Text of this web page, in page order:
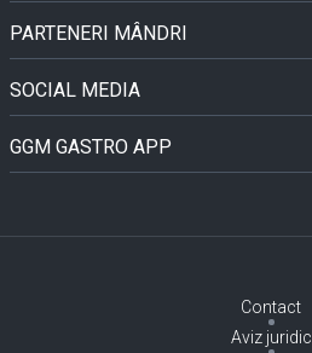
PARTENERI MÂNDRI
SOCIAL MEDIA
GGM GASTRO APP
Contact
Aviz juridic